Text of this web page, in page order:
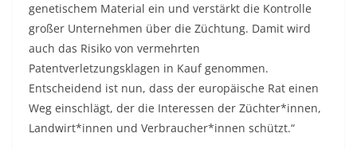
genetischem Material ein und verstärkt die Kontrolle
großer Unternehmen über die Züchtung. Damit wird
auch das Risiko von vermehrten
Patentverletzungsklagen in Kauf genommen.
Entscheidend ist nun, dass der europäische Rat einen
Weg einschlägt, der die Interessen der Züchter*innen,
Landwirt*innen und Verbraucher*innen schützt.“